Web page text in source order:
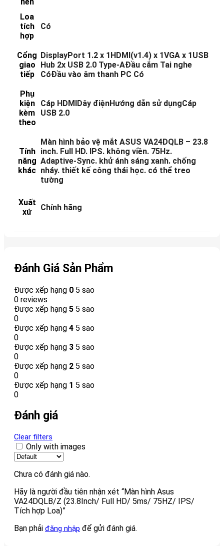
Loa
tích
hợp
Có
Cổng
giao
tiếp
DisplayPort 1.2 x 1HDMI(v1.4) x 1VGA x 1USB
Hub 2x USB 2.0 Type-AĐầu cắm Tai nghe
CóĐầu vào âm thanh PC Có
Phụ
kiện
kèm
theo
Cáp HDMIDây điệnHướng dẫn sử dụngCáp
USB 2.0
Tính
năng
khác
Màn hình bảo vệ mắt ASUS VA24DQLB – 23.8
inch. Full HD. IPS. không viền. 75Hz.
Adaptive-Sync. khử ánh sáng xanh. chống
nháy. thiết kế công thái học. có thể treo
tường
Xuất
xứ
Chính hãng
Đánh Giá Sản Phẩm
Được xếp hạng 0 5 sao
0 reviews
Được xếp hạng 5 5 sao
0
Được xếp hạng 4 5 sao
0
Được xếp hạng 3 5 sao
0
Được xếp hạng 2 5 sao
0
Được xếp hạng 1 5 sao
0
Đánh giá
Clear filters
Only with images
Chưa có đánh giá nào.
Hãy là người đầu tiên nhận xét “Màn hình Asus
VA24DQLB/Z (23.8Inch/ Full HD/ 5ms/ 75HZ/ IPS/
Tích hợp Loa)”
Bạn phải đăng nhập để gửi đánh giá.